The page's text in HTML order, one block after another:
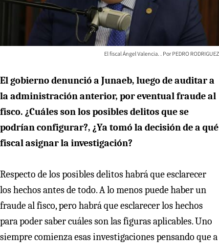
El fiscal Ángel Valencia. PEDRO RODRIGUEZ
El gobierno denunció a Junaeb, luego de auditar a
la administración anterior, por eventual fraude al
fisco. ¿Cuáles son los posibles delitos que se
podrían configurar?, ¿Ya tomó la decisión de a qué
fiscal asignar la investigación?
Respecto de los posibles delitos habrá que esclarecer
los hechos antes de todo. A lo menos puede haber un
fraude al fisco, pero habrá que esclarecer los hechos
para poder saber cuáles son las figuras aplicables. Uno
siempre comienza esas investigaciones pensando que a